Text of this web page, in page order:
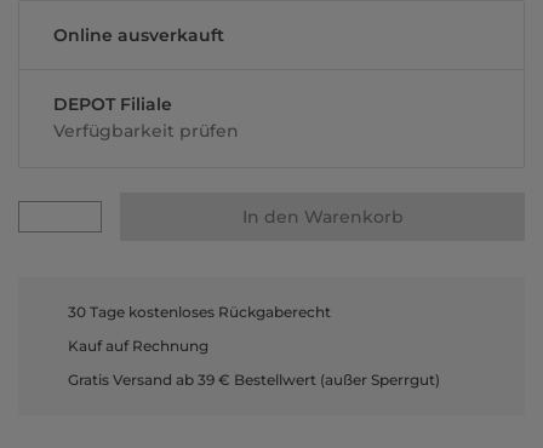
Online ausverkauft
DEPOT Filiale
Verfügbarkeit prüfen
In den Warenkorb
30 Tage kostenloses Rückgaberecht
Kauf auf Rechnung
Gratis Versand ab 39 € Bestellwert (außer Sperrgut)